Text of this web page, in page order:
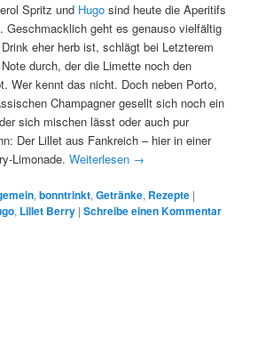
Spritz und Hugo sind heute die Aperitifs
Geschmacklich geht es genauso vielfältig
eher herb ist, schlägt bei Letzterem
durch, der die Limette noch den
Wer kennt das nicht. Doch neben Porto,
Champagner gesellt sich noch ein
sich mischen lässt oder auch pur
Der Lillet aus Fankreich – hier in einer
Limonade.Weiterlesen →
,bonntrinkt,Getränke, Rezepte |
, Lillet Berry |Schreibe einen Kommentar